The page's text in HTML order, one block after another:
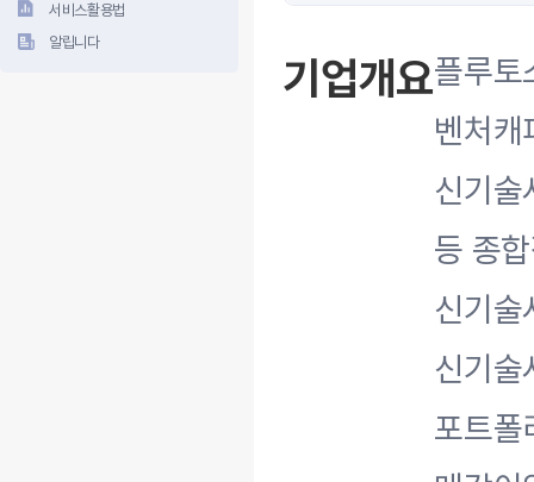
서비스활용법
알립니다
기업개요플루토
벤처캐
신기술
등 종
신기술
신기술
포트폴